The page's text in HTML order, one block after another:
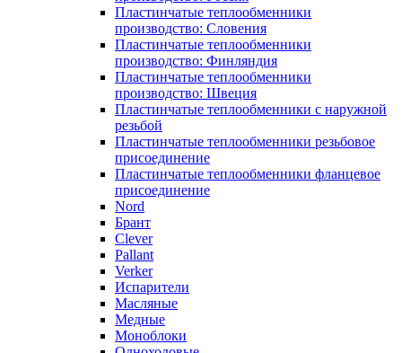
Пластинчатые теплообменники
производство: Словения
Пластинчатые теплообменники
производство: Финляндия
Пластинчатые теплообменники
производство: Швеция
Пластинчатые теплообменники с наружной
резьбой
Пластинчатые теплообменники резьбовое
присоединение
Пластинчатые теплообменники фланцевое
присоединение
Nord
Брант
Clever
Pallant
Verker
Испарители
Масляные
Медные
Моноблоки